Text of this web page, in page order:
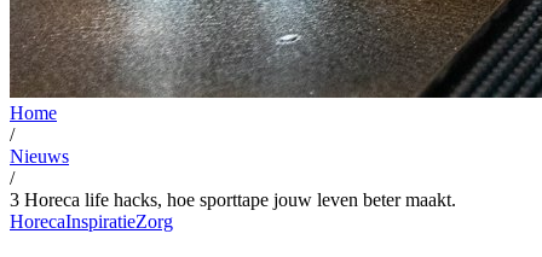
Home
/
Nieuws
/
3 Horeca life hacks, hoe sporttape jouw leven beter maakt.
HorecaInspiratieZorg